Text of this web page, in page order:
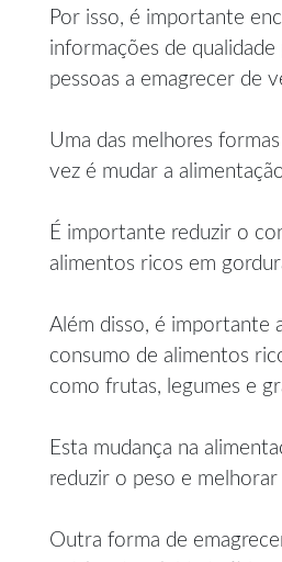
Por isso, é importante
informações de qualidade
pessoas a emagrecer de
Uma das melhores
vez é mudar a
É importante reduzir o
alimentos ricos em
Além disso, é importante
consumo de alimentos
como frutas, legumes e
Esta mudança na
reduzir o peso e melhorar
Outra forma de